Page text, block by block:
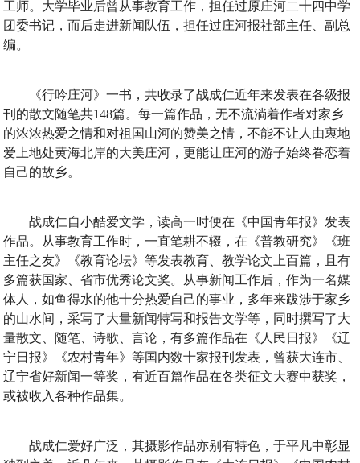
工师。大学毕业后曾从事教育工作，担任过原庄河二十四中学
团委书记，而后走进新闻队伍，担任过庄河报社部主任、副总
编。
《行吟庄河》一书，共收录了战成仁近年来发表在各级报
刊的散文随笔共148篇。每一篇作品，无不流淌着作者对家乡
的浓浓热爱之情和对祖国山河的赞美之情，不能不让人由衷地
爱上地处黄海北岸的大美庄河，更能让庄河的游子始终眷恋着
自己的故乡。
战成仁自小酷爱文学，读高一时便在《中国青年报》发表
作品。从事教育工作时，一直笔耕不辍，在《普教研究》《班
主任之友》《教育论坛》等发表教育、教学论文上百篇，且有
多篇获国家、省市优秀论文奖。从事新闻工作后，作为一名媒
体人，如鱼得水的他十分热爱自己的事业，多年来跋涉于家乡
的山水间，采写了大量新闻特写和报告文学等，同时撰写了大
量散文、随笔、诗歌、言论，有多篇作品在《人民日报》《辽
宁日报》《农村青年》等国内数十家报刊发表，曾获大连市、
辽宁省好新闻一等奖，有近百篇作品在各类征文大赛中获奖，
或被收入各种作品集。
战成仁爱好广泛，其摄影作品亦别有特色，于平凡中彰显